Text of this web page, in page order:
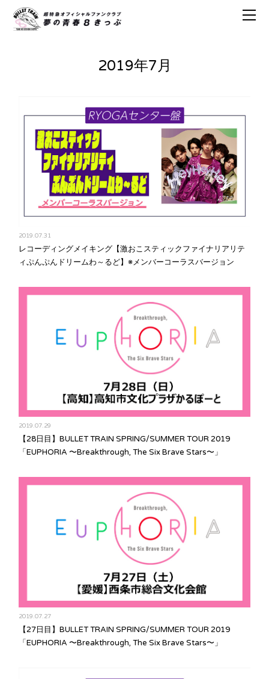
2019年7月
2019.07.31
レコーディングメイキング【激おこスティックファイナリアリテ
ィぷんぷんドリームわ～るど】※メンバーコーラスバージョン
2019.07.29
【28日目】BULLET TRAIN SPRING/SUMMER TOUR 2019
「EUPHORIA 〜Breakthrough, The Six Brave Stars〜」
2019.07.27
【27日目】BULLET TRAIN SPRING/SUMMER TOUR 2019
「EUPHORIA 〜Breakthrough, The Six Brave Stars〜」